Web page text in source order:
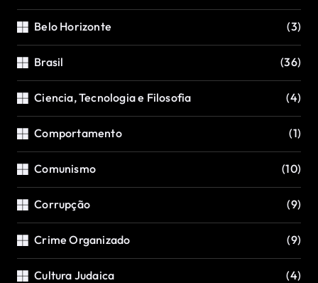
Belo Horizonte (3)
Brasil (36)
Ciencia, Tecnologia e Filosofia (4)
Comportamento (1)
Comunismo (10)
Corrupção (9)
Crime Organizado (9)
Cultura Judaica (4)